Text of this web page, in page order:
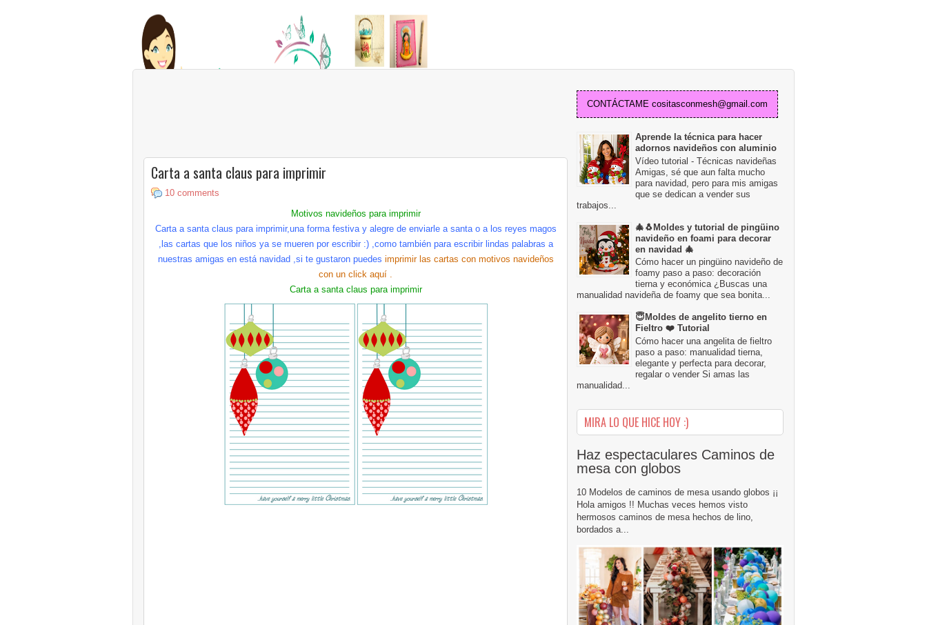
Carta a santa claus para imprimir
10 comments
Motivos navideños para imprimir
Carta a santa claus para imprimir,una forma festiva y alegre de enviarle a santa o a los reyes magos
,las cartas que los niños ya se mueren por escribir :) ,como también para escribir lindas palabras a
nuestras amigas en está navidad ,si te gustaronpuedes imprimir las cartas con motivos navideños
con un click aquí .
Carta a santa claus para imprimir
CONTÁCTAME cositasconmesh@gmail.com
Aprende la técnica para hacer
adornos navideños con aluminio
Vídeo tutorial - Técnicas navideñas
Amigas, sé que aun falta mucho
para navidad, pero para mis amigas
que se dedican a vender sus
trabajos...
🎄🐧Moldes y tutorial de pingüino
navideño en foami para decorar
en navidad 🎄
Cómo hacer un pingüino navideño de
foamy paso a paso: decoración
tierna y económica ¿Buscas una
manualidad navideña de foamy que sea bonita...
😇Moldes de angelito tierno en
Fieltro ❤️ Tutorial
Cómo hacer una angelita de fieltro
paso a paso: manualidad tierna,
elegante y perfecta para decorar,
regalar o vender Si amas las
manualidad...
MIRA LO QUE HICE HOY :)
Haz espectaculares Caminos de
mesa con globos
10 Modelos de caminos de mesa usando globos ¡¡
Hola amigos !! Muchas veces hemos visto
hermosos caminos de mesa hechos de lino,
bordados a...